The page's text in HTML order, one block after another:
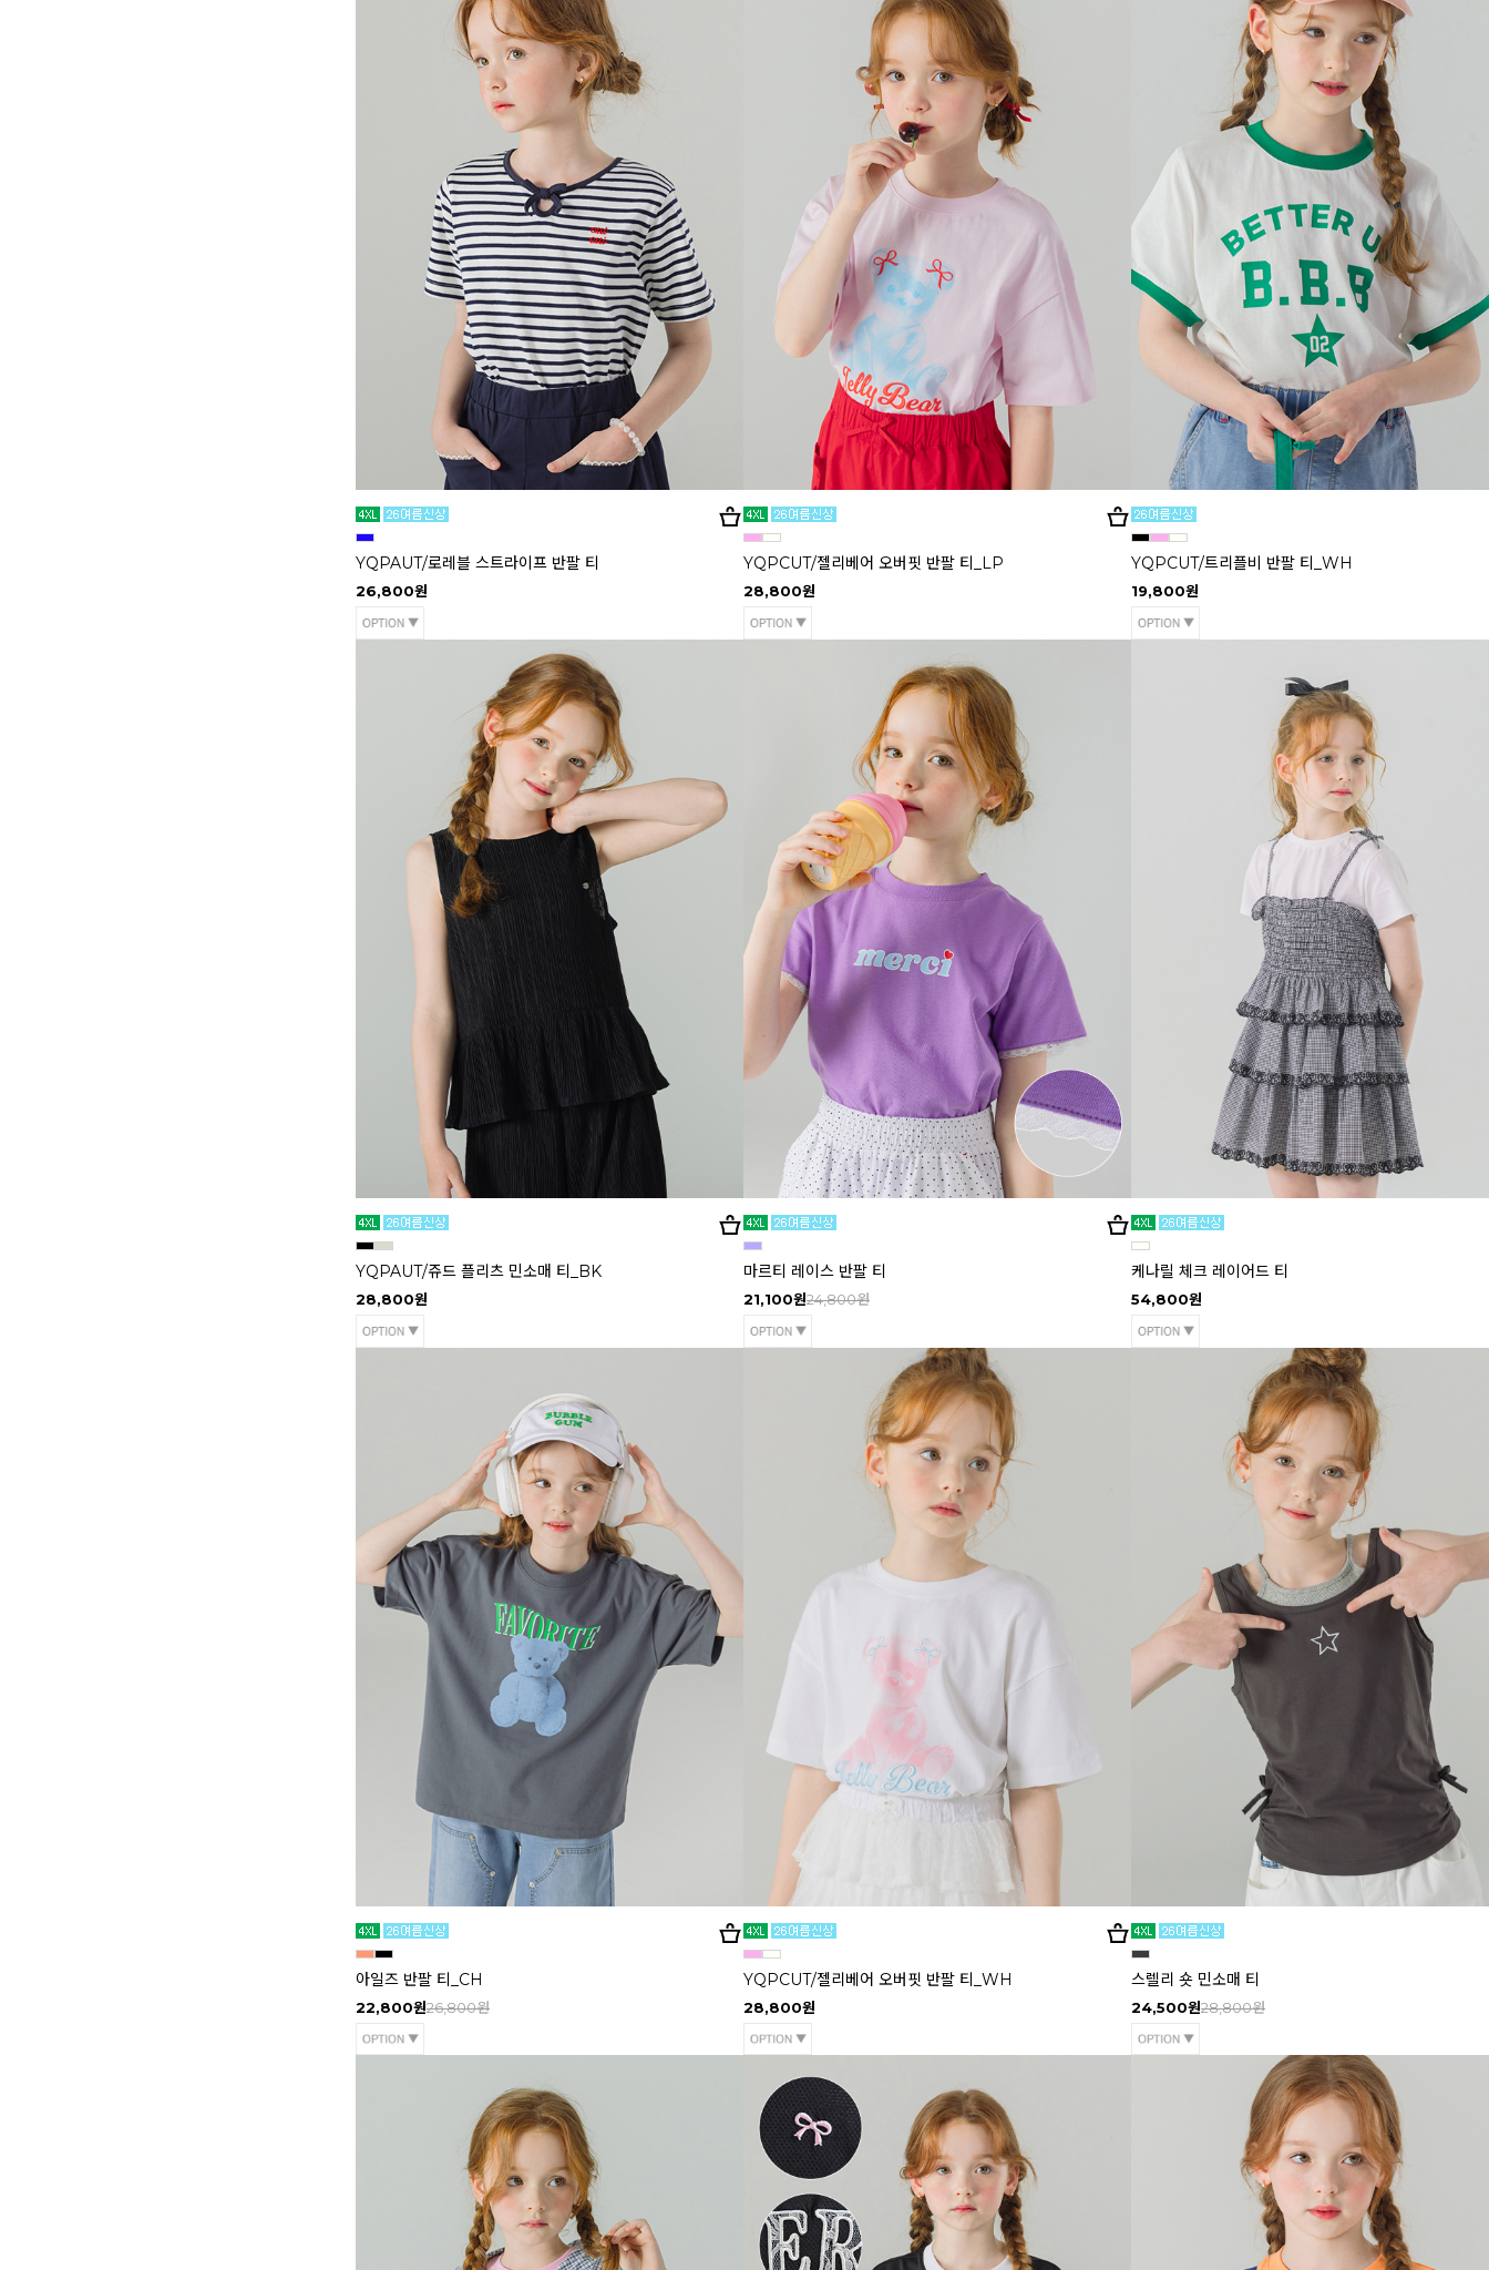
YQPAUT/로레블 스트라이프 반팔 티
26,800원
YQPCUT/젤리베어 오버핏 반팔 티_LP
28,800원
YQPCUT/트리플비 반팔 티_WH
19,800원
YQPAUT/쥬드 플리츠 민소매 티_BK
28,800원
마르티 레이스 반팔 티
21,100원24,800원
케나릴 체크 레이어드 티
54,800원
아일즈 반팔 티_CH
22,800원26,800원
YQPCUT/젤리베어 오버핏 반팔 티_WH
28,800원
스렐리 숏 민소매 티
24,500원28,800원